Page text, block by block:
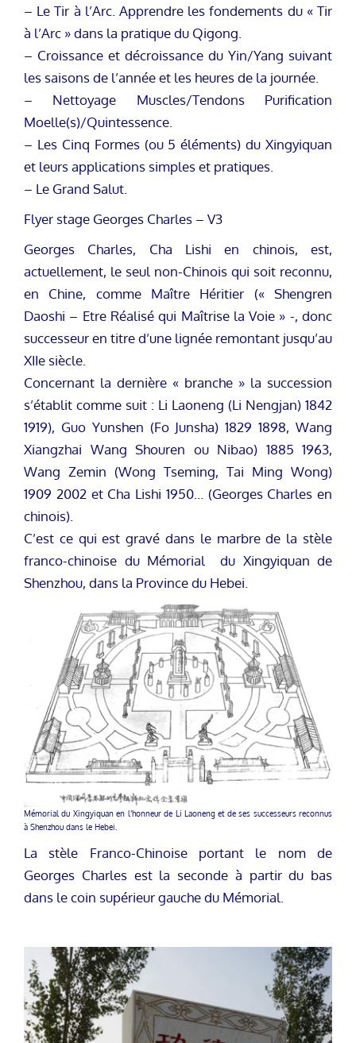
– Le Tir à l’Arc. Apprendre les fondements du « Tir
à l’Arc » dans la pratique du Qigong.
– Croissance et décroissance du Yin/Yang suivant
les saisons de l’année et les heures de la journée.
– Nettoyage Muscles/Tendons Purification
Moelle(s)/Quintessence.
– Les Cinq Formes (ou 5 éléments) du Xingyiquan
et leurs applications simples et pratiques.
– Le Grand Salut.
Flyer stage Georges Charles – V3
Georges Charles, Cha Lishi en chinois, est,
actuellement, le seul non-Chinois qui soit reconnu,
en Chine, comme Maître Héritier (« Shengren
Daoshi – Etre Réalisé qui Maîtrise la Voie » -, donc
successeur en titre d’une lignée remontant jusqu’au
XIIe siècle.
Concernant la dernière « branche » la succession
s’établit comme suit : Li Laoneng (Li Nengjan) 1842
1919), Guo Yunshen (Fo Junsha) 1829 1898, Wang
Xiangzhai Wang Shouren ou Nibao) 1885 1963,
Wang Zemin (Wong Tseming, Tai Ming Wong)
1909 2002 et Cha Lishi 1950… (Georges Charles en
chinois).
C’est ce qui est gravé dans le marbre de la stèle
franco-chinoise du Mémorial du Xingyiquan de
Shenzhou, dans la Province du Hebei.
Mémorial du Xingyiquan en l’honneur de Li Laoneng et de ses successeurs reconnus
à Shenzhou dans le Hebei.
La stèle Franco-Chinoise portant le nom de
Georges Charles est la seconde à partir du bas
dans le coin supérieur gauche du Mémorial.